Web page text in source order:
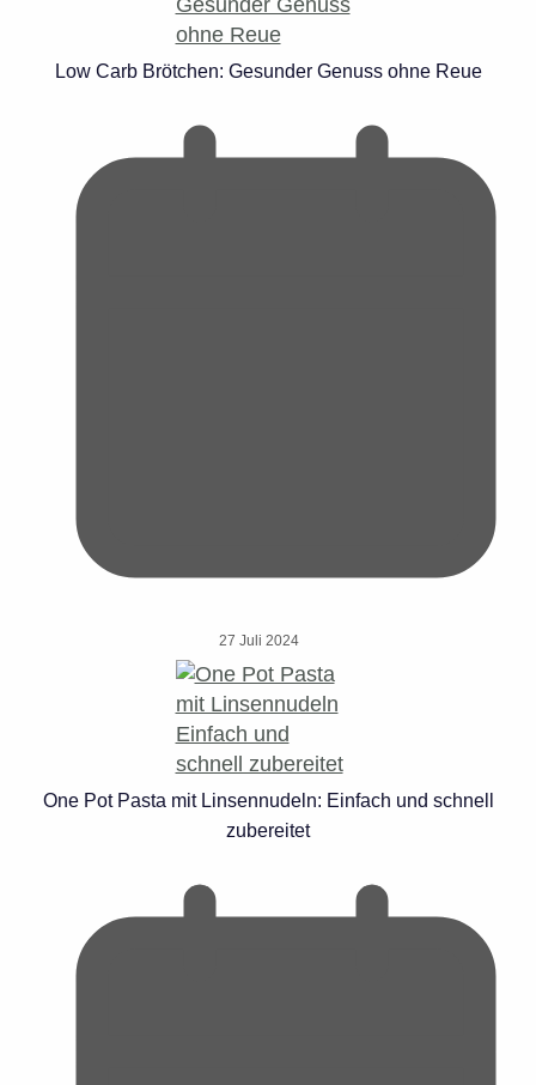
Low Carb Brötchen: Gesunder Genuss ohne Reue
27 Juli 2024
One Pot Pasta mit Linsennudeln: Einfach und schnell
zubereitet